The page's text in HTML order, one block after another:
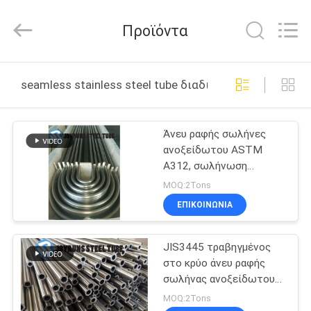
ΠΡΟΪΟΝΤΑ
ΠΕΡΙΠΟΥ
ΓΎΡΟΣ
ΕΡΓΟΣΤΑΣΊΩΝ
ΠΟΙΟΤΙΚΌΣ
Steel
Rights
Προϊόντα
seamless stainless steel tube διαδικτυακή κατασκευή
Άνευ ραφής σωλήνες
ανοξείδωτου ASTM
A312, σωλήνωση
ανοξείδωτου ακρίβειας
TP317 TP317L
MOQ:2Tons
ΕΠΙΚΟΙΝΩΝΊΑ
JIS3445 τραβηγμένος
στο κρύο άνευ ραφής
σωλήνας ανοξείδωτου
ακρίβειας σωλήνων
MOQ:2Tons